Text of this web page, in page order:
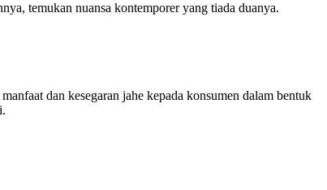
temukan nuansa kontemporer yang tiada duanya.
dan kesegaran jahe kepada konsumen dalam bentuk